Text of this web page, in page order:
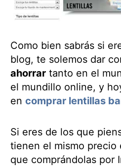
Como bien sabrás si
blog, te solemos dar
ahorrartanto en el
el mundillo online, y
en comprar lentillas
Si eres de los que
tienen el mismo precio
que comprándolas por